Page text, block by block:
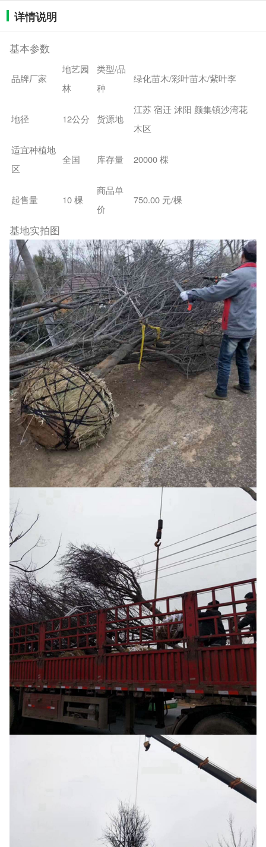
详情说明
基本参数
品牌厂家
地艺园
林
类型/品
种
绿化苗木/彩叶苗木/紫叶李
地径 12公分 货源地
江苏 宿迁 沭阳 颜集镇沙湾花
木区
适宜种植地
区
全国 库存量 20000 棵
起售量 10 棵
商品单
价
750.00 元/棵
基地实拍图